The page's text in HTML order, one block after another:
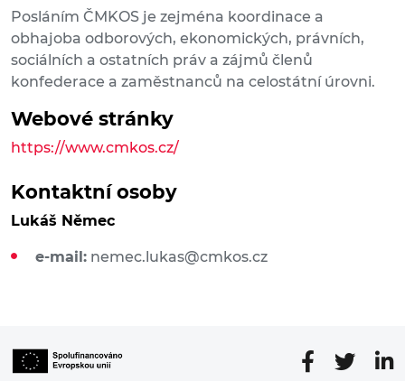
Posláním ČMKOS je zejména koordinace a
obhajoba odborových, ekonomických, právních,
sociálních a ostatních práv a zájmů členů
konfederace a zaměstnanců na celostátní úrovni.
Webové stránky
https://www.cmkos.cz/
Kontaktní osoby
Lukáš Němec
e-mail: nemec.lukas@cmkos.cz